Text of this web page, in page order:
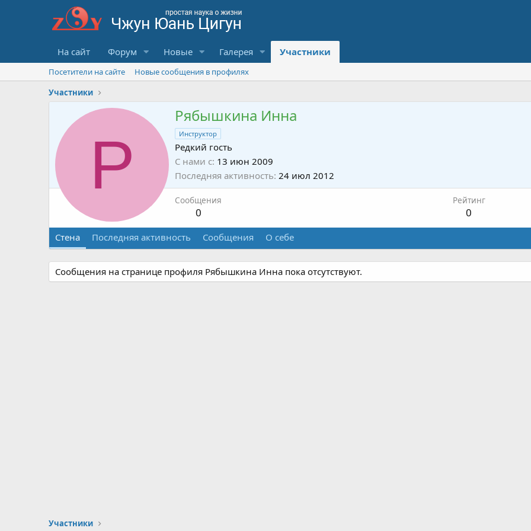
На сайт Форум Новые Галерея Участники
Посетители на сайте
Новые сообщения в профилях
Участники
Р
Рябышкина Инна
Инструктор
Редкий гость
С нами с 13 июн 2009
Последняя активность 24 июл 2012
Сообщения
0
Рейтинг
0
Стена Последняя активность Сообщения О себе
Сообщения на странице профиля Рябышкина Инна пока отсутствуют.
Участники